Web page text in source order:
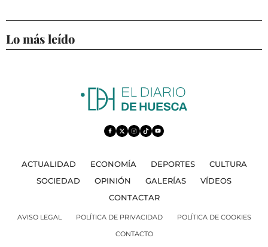
Lo más leído
ACTUALIDAD ECONOMÍA DEPORTES
CULTURA
SOCIEDAD
OPINIÓN GALERÍAS
VÍDEOS
CONTACTAR
AVISO LEGAL POLÍTICA DE PRIVACIDAD
POLÍTICA DE COOKIES
CONTACTO